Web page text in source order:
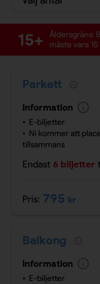
15+
Åldersgräns:
måste vara
Parkett
Information
E-biljetter
Ni kommer att
tillsammans
Endast 6 biljetter
Pris: 795 kr
Balkong
Information
E-biljetter